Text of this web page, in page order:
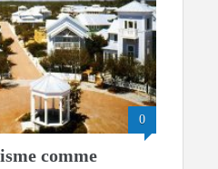
0
comme